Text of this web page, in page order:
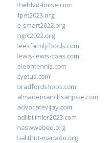
theblvd-boise.com
fpet2023.org
e-smart2022.org
ngrc2022.org
leesfamilyfoods.com
lewis-lewis-cpas.com
eleontennis.com
cyetus.com
bradfordshops.com
almadenranchsanjose.com
advocatevijay.com
adlibilimler2023.com
naswwebed.org
balithut-manado.org